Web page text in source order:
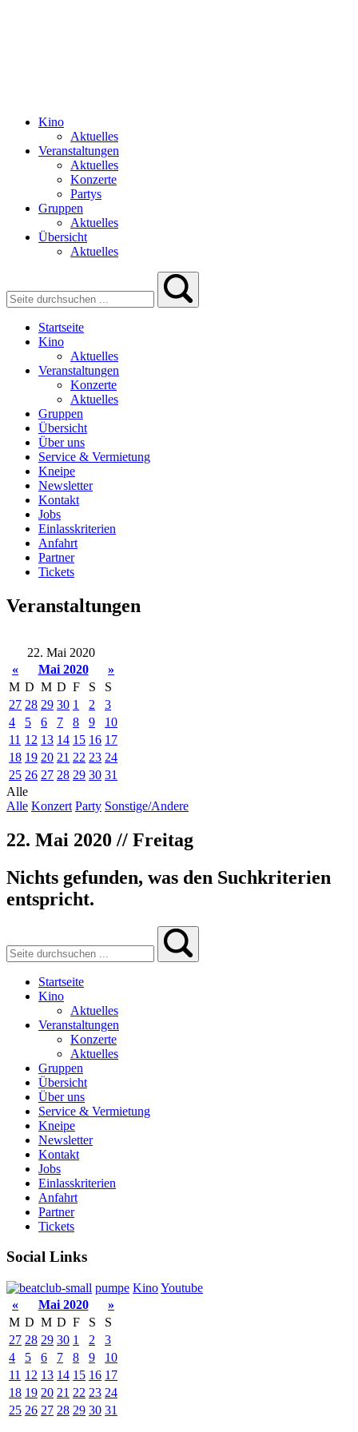
Kino
Aktuelles
Veranstaltungen
Aktuelles
Konzerte
Partys
Gruppen
Aktuelles
Übersicht
Aktuelles
Startseite
Kino
Aktuelles
Veranstaltungen
Konzerte
Aktuelles
Gruppen
Übersicht
Über uns
Service & Vermietung
Kneipe
Newsletter
Kontakt
Jobs
Einlasskriterien
Anfahrt
Partner
Tickets
Veranstaltungen
22. Mai 2020
«
Mai 2020
»
M D M D F S
S
27 28 29 30 1 2
3
4
5 6 7 8 9
10
11 12 13 14 15 16 17
18 19 20 21 22 23 24
25 26 27 28 29 30 31
Alle
Alle Konzert Party Sonstige/Andere
22. Mai 2020 // Freitag
Nichts gefunden, was den Suchkriterien
entspricht.
Startseite
Kino
Aktuelles
Veranstaltungen
Konzerte
Aktuelles
Gruppen
Übersicht
Über uns
Service & Vermietung
Kneipe
Newsletter
Kontakt
Jobs
Einlasskriterien
Anfahrt
Partner
Tickets
Social Links
pumpe KinoYoutube
«
Mai 2020
»
M D M D F S
S
27 28 29 30 1 2
3
4
5 6 7 8 9
10
11 12 13 14 15 16 17
18 19 20 21 22 23 24
25 26 27 28 29 30 31